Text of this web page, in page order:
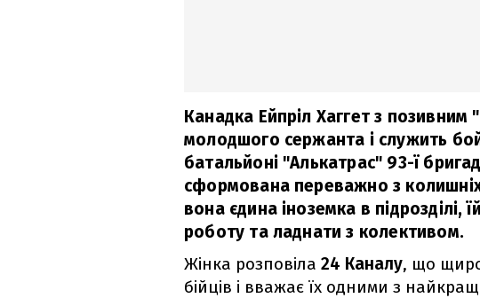
Канадка Ейпріл Хаггет з
молодшого сержанта і служить
батальйоні "Алькатрас" 93-ї
сформована переважно з
вона єдина іноземка в
роботу та ладнати з колективом.
Жінка розповіла 24 Каналу, що щиро
бійців і вважає їх одними з